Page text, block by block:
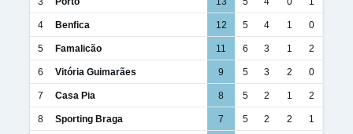
4 Benfica 12 5 4 1 0
5 Famalicão 11 6 3 1 2
6 Vitória Guimarães 9 5 3 2 0
7 Casa Pia 8 5 2 1 2
8 Sporting Braga 7 5 2 2 1